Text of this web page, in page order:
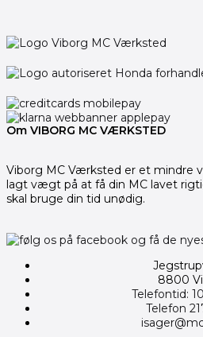
Om VIBORG MC VÆRKSTED
Viborg MC Værksted er et mindre
lagt vægt på at få din MC lavet
skal bruge din tid unødig.
8800
Telefontid:
Telefon